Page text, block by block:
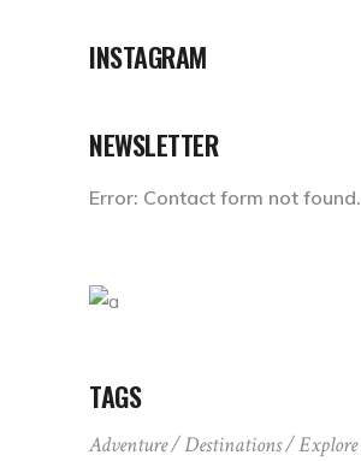
INSTAGRAM
NEWSLETTER
Error: Contact form not found.
TAGS
Adventure Destinations Explore